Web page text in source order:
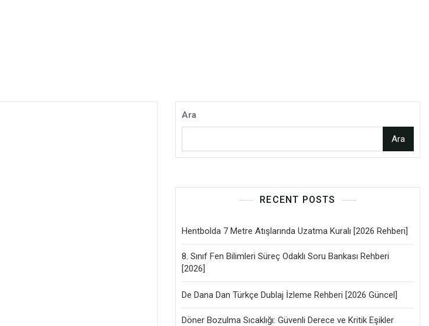
Ara
Ara
RECENT POSTS
Hentbolda 7 Metre Atışlarında Uzatma Kuralı [2026 Rehberi]
8. Sınıf Fen Bilimleri Süreç Odaklı Soru Bankası Rehberi
[2026]
De Dana Dan Türkçe Dublaj İzleme Rehberi [2026 Güncel]
Döner Bozulma Sıcaklığı: Güvenli Derece ve Kritik Eşikler